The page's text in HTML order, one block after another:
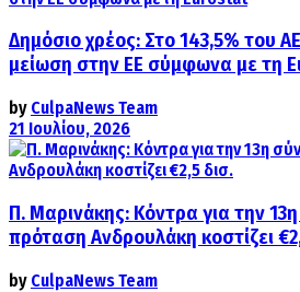
Δημόσιο χρέος: Στο 143,5% του
μείωση στην ΕΕ σύμφωνα με τη
by CulpaNews Team
21 Ιουλίου, 2026
Π. Μαρινάκης: Κόντρα για την
πρόταση Ανδρουλάκη κοστίζει
by CulpaNews Team